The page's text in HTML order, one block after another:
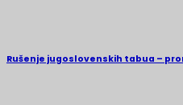
Rušenje jugoslovenskih tabua –